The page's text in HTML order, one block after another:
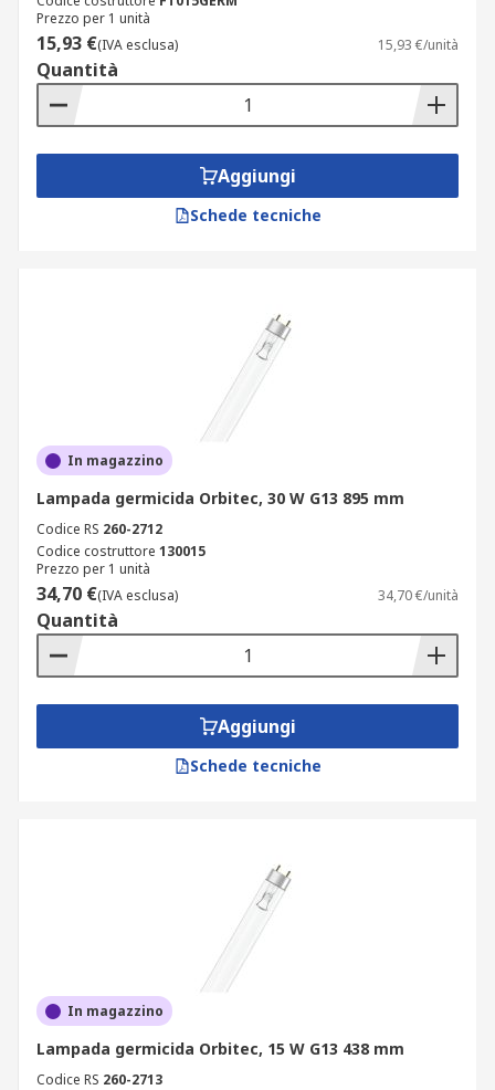
È quindi necessario che i tecnici seguano
rigorosamente le pratiche di sicurezza
raccomandate, utilizzando dispositivi di
protezione individuale come occhiali protettivi e
indumenti appropriati, per evitare qualsiasi
esposizione nociva alla luce ultravioletta.
Prezzo per 1 unità
15,93 €(IVA esclusa) 15,93 €/unità
Quantità
Aggiungi
Schede tecniche
In magazzino
Lampada germicida Orbitec, 30 W G13 895 mm
Codice RS 260-2712
Codice costruttore 130015
Prezzo per 1 unità
34,70 €(IVA esclusa) 34,70 €/unità
Quantità
Aggiungi
Schede tecniche
In magazzino
Lampada germicida Orbitec, 15 W G13 438 mm
Codice RS 260-2713